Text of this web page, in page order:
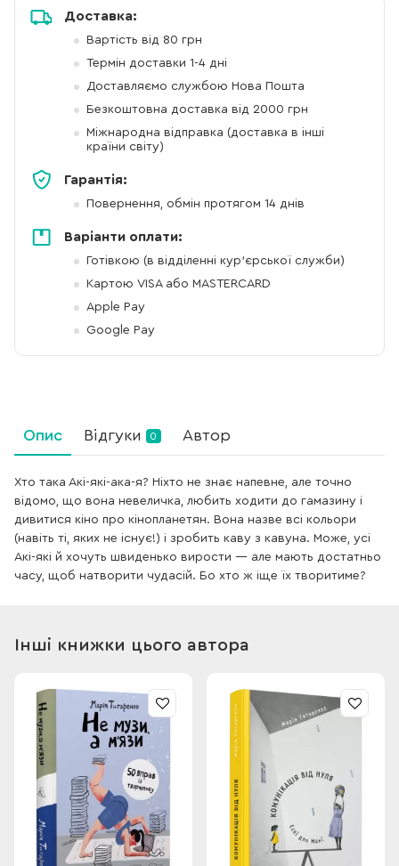
Доставка:
Вартість від 80 грн
Термін доставки 1-4 дні
Доставляємо службою Нова Пошта
Безкоштовна доставка від 2000 грн
Міжнародна відправка (доставка в інші
країни світу)
Гарантія:
Повернення, обмін протягом 14 днів
Варіанти оплати:
Готівкою (в відділенні кур'єрської служби)
Картою VISA або MASTERCARD
Apple Pay
Google Pay
Опис Відгуки 0 Автор
Хто така Акі-які-ака-я? Ніхто не знає напевне, але точно
відомо, що вона невеличка, любить ходити до гамазину і
дивитися кіно про кінопланетян. Вона назве всі кольори
(навіть ті, яких не існує!) і зробить каву з кавуна. Може, усі
Акі-які й хочуть швиденько вирости — але мають достатньо
часу, щоб натворити чудасій. Бо хто ж іще їх творитиме?
Інші книжки цього автора